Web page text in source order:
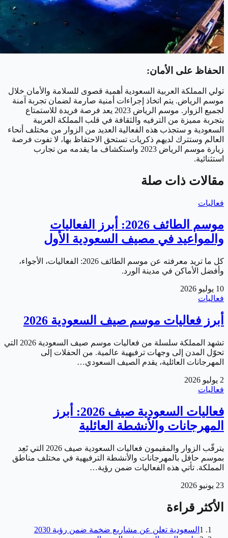
الحفاظ على الأمان:
تولي المملكة العربية السعودية أهمية قصوى للسلامة والأمان خلال
موسم الرياض. يتم اتخاذ إجراءات أمنية صارمة لضمان تجربة آمنة
لجميع الزوار. موسم الرياض 2023 يعد فرصة فريدة للاستمتاع
بتجربة مميزة من الترفيه والثقافة في قلب المملكة العربية
السعودية و ستجذب هذه الفعالية العديد من الزوار من مختلف أنحاء
العالم وستترك لديهم ذكريات تستحق الاحتفاظ بها، لا تفوت فرصة
زيارة موسم الرياض 2023 واستكشاف ما يقدمه من تجارب
استثنائية.
مقالات ذات صلة
فعاليات
موسم الطائف 2026: أبرز الفعاليات
والمواعيد في مصيف السعودية الأول
كل ما تريد معرفته عن موسم الطائف 2026: الفعاليات، الأجواء،
وأفضل الأماكن في مدينة الورد.
10 يوليو 2026
فعاليات
أبرز فعاليات موسم صيف السعودية 2026
تشهد المملكة سلسلة من فعاليات موسم صيف السعودية 2026 التي
تحوّل المدن إلى وجهات ترفيهية عالمية. من الحفلات إلى
المهرجانات العائلية، يقدم الصيف السعودي…
2 يوليو 2026
فعاليات
فعاليات السعودية صيف 2026: أبرز
المهرجانات والأنشطة العائلية
يترقّب الزوار والمقيمون فعاليات السعودية صيف 2026 التي تَعِد
بموسم حافل بالمهرجانات والأنشطة الترفيهية في مختلف مناطق
المملكة. تأتي هذه الفعاليات ضمن رؤية…
23 يونيو 2026
الأكثر قراءة
1 السعودية تعلن عن مشاريع ضخمة ضمن رؤية 2030